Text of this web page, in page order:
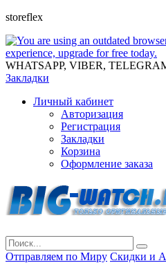
storeflex
WHATSAPP, VIBER,
Закладки
Личный кабинет
Авторизация
Регистрация
Закладки
Корзина
Оформление заказа
Отправляем по Миру Скидки и